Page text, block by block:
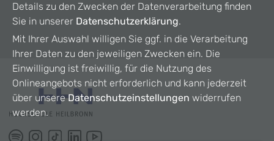
Details zu den Zwecken der Datenverarbeitung finden
Sie in unserer Datenschutzerklärung.
Mit Ihrer Auswahl willigen Sie ggf. in die Verarbeitung
Ihrer Daten zu den jeweiligen Zwecken ein. Die
Einwilligung ist freiwillig, für die Nutzung des
Onlineangebots nicht erforderlich und kann jederzeit
über unsereDatenschutzeinstellungen widerrufen
werden.